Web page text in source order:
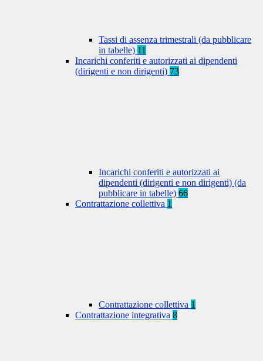
Tassi di assenza trimestrali (da pubblicare
in tabelle) 11
Incarichi conferiti e autorizzati ai dipendenti
(dirigenti e non dirigenti) 73
Incarichi conferiti e autorizzati ai
dipendenti (dirigenti e non dirigenti) (da
pubblicare in tabelle) 66
Contrattazione collettiva 1
Contrattazione collettiva 1
Contrattazione integrativa 8